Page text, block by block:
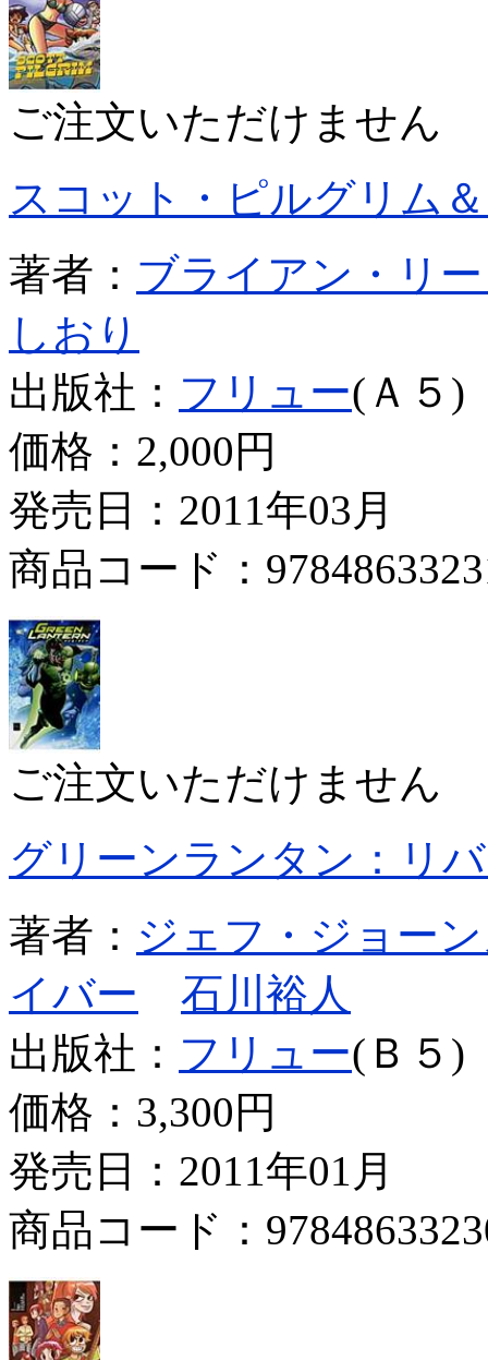
ご注文いただけません
スコット・ピルグリム
著者： ブライアン・リ
しおり
出版社： フリュー(Ａ５)
価格： 2,000円
発売日：2011年03月
商品コード：
ご注文いただけません
グリーンランタン：リ
著者： ジェフ・ジョー
イバー
石川裕人
出版社： フリュー(Ｂ５)
価格： 3,300円
発売日：2011年01月
商品コード：